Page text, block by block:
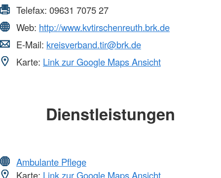
Telefax: 09631 7075 27
Web: http://www.kvtirschenreuth.brk.de
E-Mail: kreisverband.tir@brk.de
Karte: Link zur Google Maps Ansicht
Dienstleistungen
Ambulante Pflege
Karte: Link zur Google Maps Ansicht